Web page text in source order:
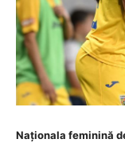
Naționala feminină